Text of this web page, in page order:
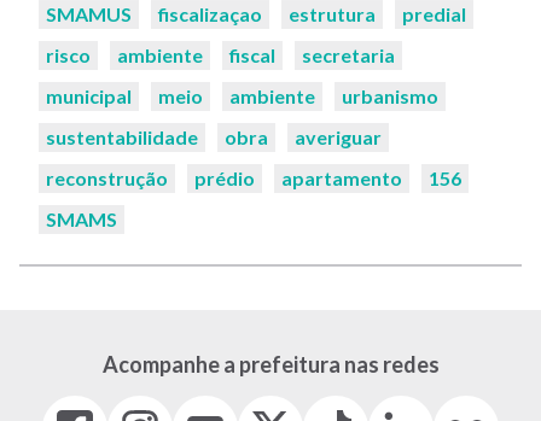
Palavras-
SMAMUS fiscalizaçao estrutura
predial
risco
ambiente fiscal
secretaria
municipal
meio ambiente
urbanismo
sustentabilidade
obra
averiguar
reconstrução
prédio apartamento
156
SMAMS
Acompanhe a prefeitura nas redes
FacebookInstagram
Tiktok
LinkedIn